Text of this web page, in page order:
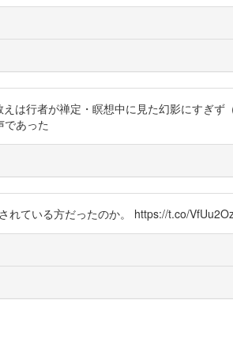
は行者が禅定・瞑想中に見た幻影にすぎず（
あった
れている方だったのか。 https://t.co/